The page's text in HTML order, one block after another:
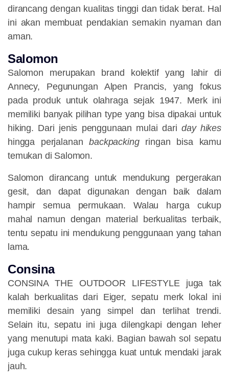
dirancang dengan kualitas tinggi dan tidak berat. Hal
ini akan membuat pendakian semakin nyaman dan
aman.
Salomon
Salomon merupakan brand kolektif yang lahir di
Annecy, Pegunungan Alpen Prancis, yang fokus
pada produk untuk olahraga sejak 1947. Merk ini
memiliki banyak pilihan type yang bisa dipakai untuk
hiking. Dari jenis penggunaan mulai dari day hikes
hingga perjalananbackpackingringan bisa kamu
temukan di Salomon.
Salomon dirancang untuk mendukung pergerakan
gesit, dan dapat digunakan dengan baik dalam
hampir semua permukaan. Walau harga cukup
mahal namun dengan material berkualitas terbaik,
tentu sepatu ini mendukung penggunaan yang tahan
lama.
Consina
CONSINA THE OUTDOOR LIFESTYLE juga tak
kalah berkualitas dari Eiger, sepatu merk lokal ini
memiliki desain yang simpel dan terlihat trendi.
Selain itu, sepatu ini juga dilengkapi dengan leher
yang menutupi mata kaki. Bagian bawah sol sepatu
juga cukup keras sehingga kuat untuk mendaki jarak
jauh.